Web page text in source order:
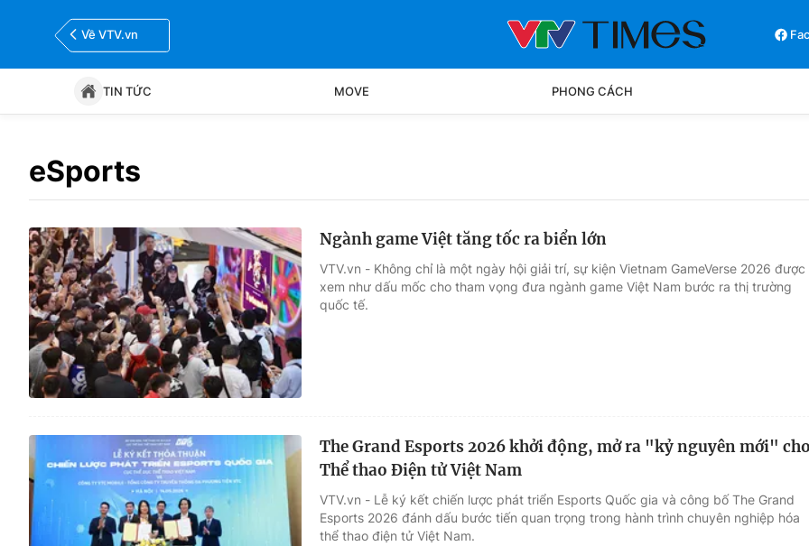
Về VTV.vn
TIN TỨC MOVE PHONG CÁCH
eSports
Ngành game Việt tăng tốc ra biển lớn
VTV.vn - Không chỉ là một ngày hội giải trí, sự kiện Vietnam GameVerse 2026 được
xem như dấu mốc cho tham vọng đưa ngành game Việt Nam bước ra thị trường
quốc tế.
The Grand Esports 2026 khởi động, mở ra "kỷ nguyên mới"
Thể thao Điện tử Việt Nam
VTV.vn - Lễ ký kết chiến lược phát triển Esports Quốc gia và công bố The Grand
Esports 2026 đánh dấu bước tiến quan trọng trong hành trình chuyên nghiệp hóa
thể thao điện tử Việt Nam.